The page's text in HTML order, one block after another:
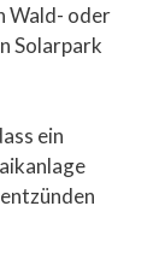
Wald- oder
Solarpark
ein